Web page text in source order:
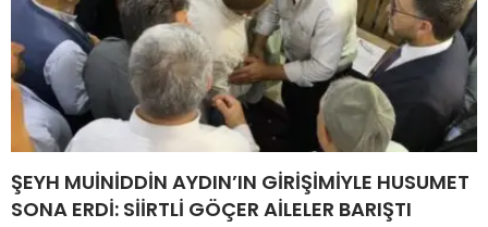
ŞEYH MUİNİDDİN AYDIN’IN GİRİŞİMİYLE HUSUMET
SONA ERDİ: SİİRTLİ GÖÇER AİLELER BARIŞTI